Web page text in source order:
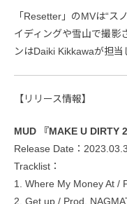
「Resetter」のMVは“ス
イディングや雪山で撮影
ンはDaiki Kikkawaが担当
【リリース情報】
MUD 『MAKE U DIRTY 2
Release Date：
Tracklist：
1. Where My Money At /
2. Get up / Prod.